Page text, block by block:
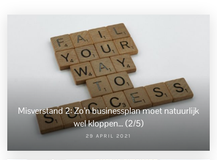
Misverstand 2: Zo’n businessplan moet natuurlijk
wel kloppen… (2/5)
29 APRIL 2021